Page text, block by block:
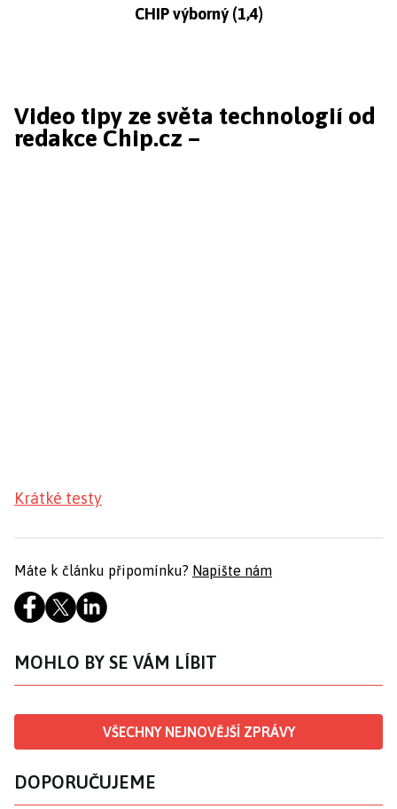
CHIP výborný (1,4)
Video tipy ze světa technologií od
redakce Chip.cz –
Krátké testy
Máte k článku připomínku? Napište nám
MOHLO BY SE VÁM LÍBIT
VŠECHNY NEJNOVĚJŠÍ ZPRÁVY
DOPORUČUJEME